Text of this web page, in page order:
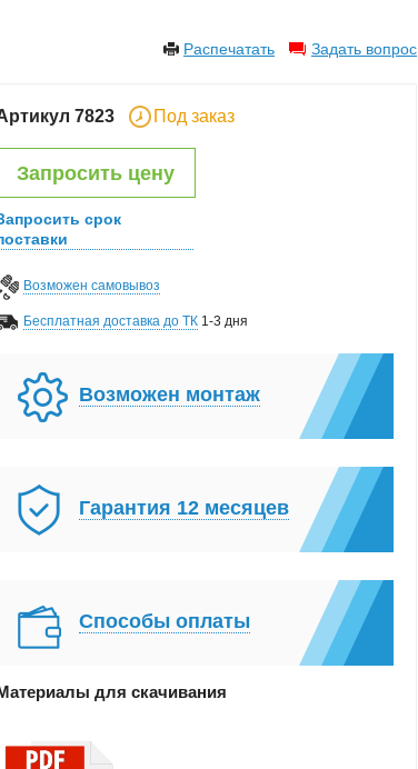
Распечатать Задать вопрос
7823 Под заказ
Запросить цену
срок
Возможен самовывоз
Бесплатная доставка до ТК 1-3 дня
Возможен монтаж
Гарантия 12 месяцев
Способы оплаты
для скачивания